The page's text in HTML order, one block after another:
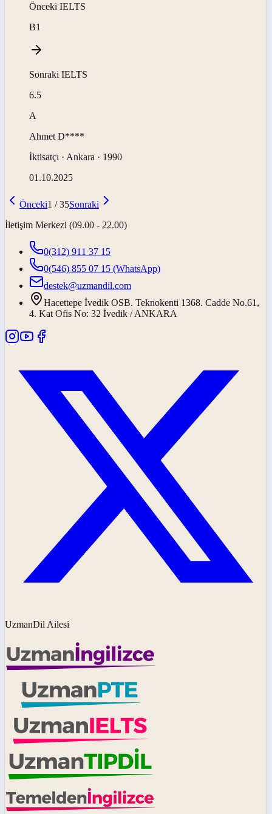
Önceki IELTS
B1
Sonraki IELTS
6.5
A
Ahmet D****
İktisatçı · Ankara · 1990
01.10.2025
Önceki1 /35Sonraki
İletişim Merkezi (09.00 - 22.00)
0(312) 911 37 15
0(546) 855 07 15 (WhatsApp)
destek@uzmandil.com
Hacettepe İvedik OSB. Teknokenti 1368. Cadde No.61,
4. Kat Ofis No: 32 İvedik / ANKARA
UzmanDil Ailesi